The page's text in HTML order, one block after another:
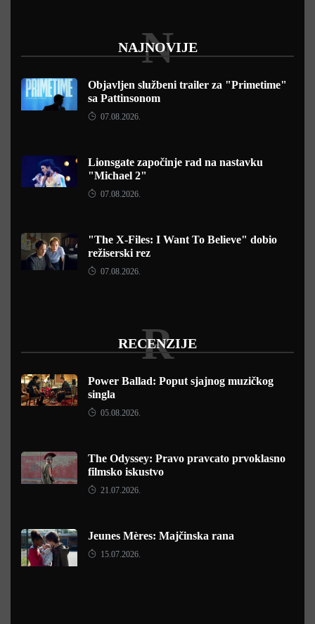
NAJNOVIJE
N
Objavljen službeni trailer za "Primetime"
sa Pattinsonom
07.08.2026.
Lionsgate započinje rad na nastavku
"Michael 2"
07.08.2026.
"The X-Files: I Want To Believe" dobio
režiserski rez
07.08.2026.
RECENZIJE
R
Power Ballad: Poput sjajnog muzičkog
singla
05.08.2026.
The Odyssey: Pravo pravcato prvoklasno
filmsko iskustvo
21.07.2026.
Jeunes Mères: Majčinska rana
15.07.2026.